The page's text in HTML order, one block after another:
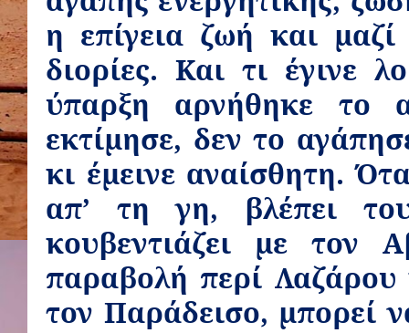
η επίγεια ζωή και
διορίες. Και τι έγινε
ύπαρξη αρνήθηκε το
εκτίμησε, δεν το
κι έμεινε αναίσθητη.
απ’ τη γη, βλέπει
κουβεντιάζει με τον
παραβολή περί Λαζάρου
τον Παράδεισο, μπορεί